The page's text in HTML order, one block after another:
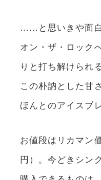
……と思いきや面
オン・ザ・ロック
りと打ち解けられ
この朴訥とした甘
ほんとのアイスブ
お値段はリカマン
円）。今どきシン